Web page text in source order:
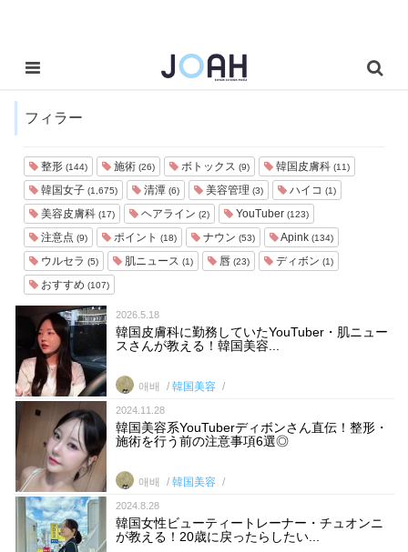
フィラー
整形 (144) 施術 (26) ボトックス (9) 韓国皮膚科 (11)
韓国女子 (1,675) 清潭 (6) 美容管理 (3) ハイコ (1)
美容皮膚科 (17) ヘアライン (2) YouTuber (123)
注意点 (9) ポイント (18) ナウン (53) Apink (134)
ウルセラ (5) 肌ニュース (1) 唇 (23) ディボン (1)
おすすめ (107)
2026.5.18
韓国皮膚科に勤務していたYouTuber・肌ニュー
スさんが教える！韓国美容...
애배 韓国美容
2024.11.28
韓国美容系YouTuberディボンさん直伝！整形・
施術を行う前の注意事項6選◎
애배 韓国美容
2024.8.28
韓国女性ビューティートレーナー・チュオンニ
が教える！20歳に戻ったらしたい...